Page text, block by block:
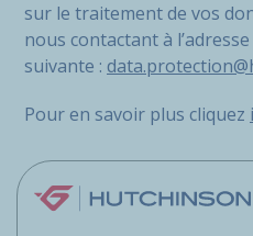
sur le traitement de vos
nous contactant à
suivante :
Pour en savoir plus cliquez